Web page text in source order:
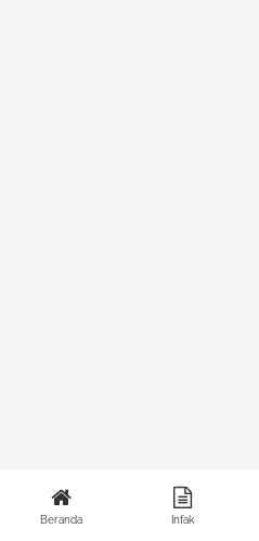
Beranda Infak